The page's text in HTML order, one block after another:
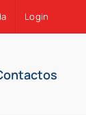
Login